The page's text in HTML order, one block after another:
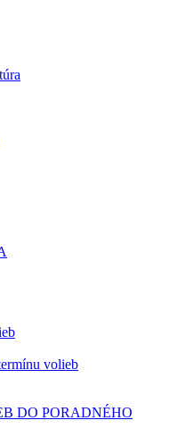
volieb
DO PORADNÉHO